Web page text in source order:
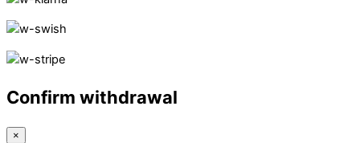
Confirm withdrawal
×